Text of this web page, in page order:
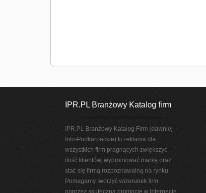
IPR.PL Branżowy Katalog firm
IPR.PL Branżowy Katalog Firm (dawniej
Info-Podkarpackie) to reklama dla
wszystkich firm pragnących zwiększyć
ilość klientów, wypromować markę oraz
stać się firmą rozpoznawalną na rynku.
Pomagamy tworzyć wizerunek firm
poprzez skuteczną promocję w Internecie.